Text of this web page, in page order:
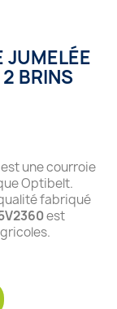
JUMELÉE
BRINS
est une courroie
Optibelt.
fabriqué
est